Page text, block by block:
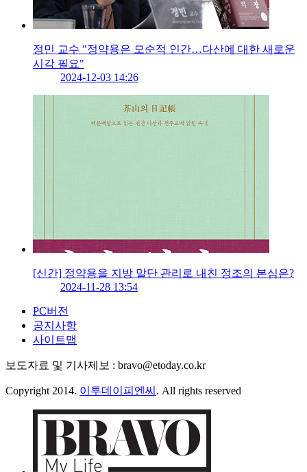
정민 교수 "정약용은 모순적 인간…다산에 대한 새로운
시각 필요"
2024-12-03 14:26
[신간] 정약용을 지방 말단 관리로 내친 정조의 본심은?
2024-11-28 13:54
PC버전
공지사항
사이트맵
보도자료 및 기사제보 : bravo@etoday.co.kr
Copyright 2014. 이투데이피엔씨 . All rights reserved